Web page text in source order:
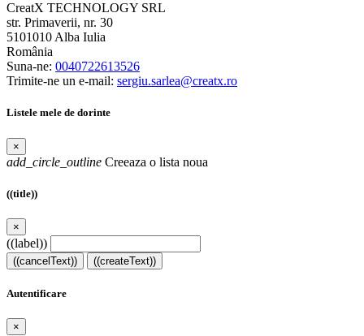
CreatX TECHNOLOGY SRL
str. Primaverii, nr. 30
5101010 Alba Iulia
România
Suna-ne: 0040722613526
Trimite-ne un e-mail: sergiu.sarlea@creatx.ro
Listele mele de dorinte
×
add_circle_outline Creeaza o lista noua
((title))
×
((label))
((cancelText)) ((createText))
Autentificare
×